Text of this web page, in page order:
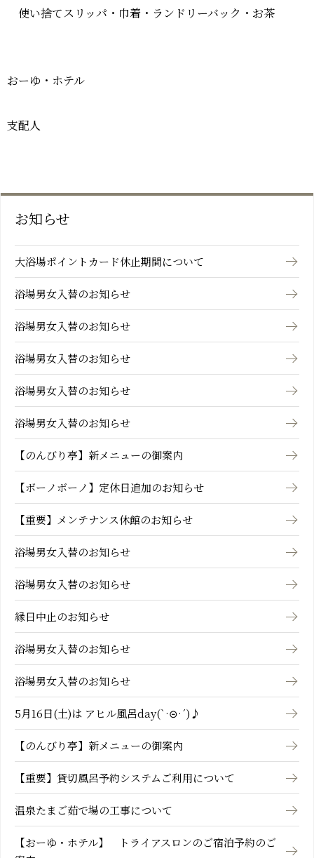
使い捨てスリッパ・巾着・ランドリーバック・お茶
おーゆ・ホテル
支配人
お知らせ
大浴場ポイントカード休止期間について
浴場男女入替のお知らせ
浴場男女入替のお知らせ
浴場男女入替のお知らせ
浴場男女入替のお知らせ
浴場男女入替のお知らせ
【のんびり亭】新メニューの御案内
【ボーノボーノ】定休日追加のお知らせ
【重要】メンテナンス休館のお知らせ
浴場男女入替のお知らせ
浴場男女入替のお知らせ
縁日中止のお知らせ
浴場男女入替のお知らせ
浴場男女入替のお知らせ
5月16日(土)は アヒル風呂day(`·⊝·´)♪
【のんびり亭】新メニューの御案内
【重要】貸切風呂予約システムご利用について
温泉たまご茹で場の工事について
【おーゆ・ホテル】 トライアスロンのご宿泊予約のご